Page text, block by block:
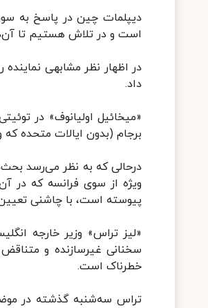
دیپلمات چین در پاسخ به
است و در تلاش هستیم تا
در اظهار نظر مشابهی
داد.
«میخائیل اولیانوف» در
برجام (بدون ایالات متحده
درحالی که به نظر می‌رسد
ویژه از سوی فرانسه که در
پیوسته است، با چاشنی
«لیز تراس» وزیر خارجه
سخنانی غیرسازنده و
خطرناک است.
تراس سه‌شنبه گذشته در